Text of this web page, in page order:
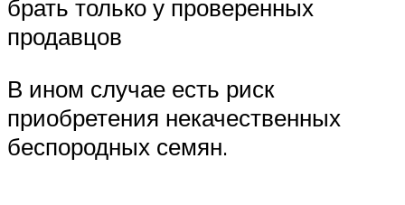
брать только у проверенных
продавцов
В ином случае есть риск
приобретения некачественных
беспородных семян.